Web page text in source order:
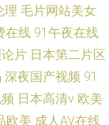
理 毛片网站美女
在线 91午夜在线
片 日本第二片区
深夜国产视频 91
日本高清v 欧美
欧美 成人AV在线